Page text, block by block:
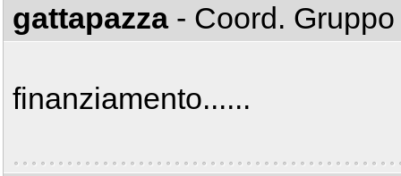
gattapazza - Coord.
finanziamento......